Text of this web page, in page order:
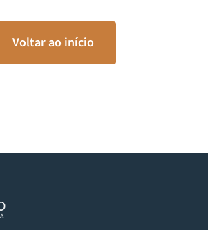
Voltar ao início